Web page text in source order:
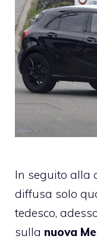
In seguito alla
diffusa solo
tedesco,
sulla nuova